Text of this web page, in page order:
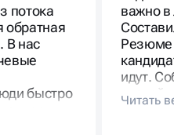
потока
обратная
В нас
быстро
месяцев
важно в
Резюме
идут.
Почти